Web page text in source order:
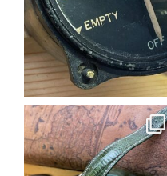
earnest_by_castplanning